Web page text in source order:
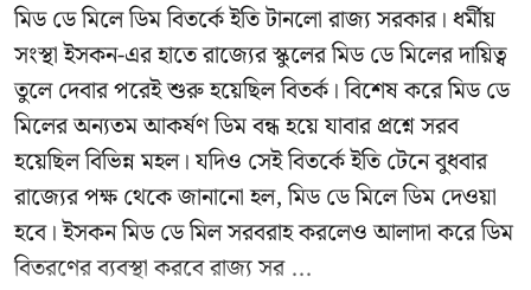
মিড ডে মিলে ডিম বিতর্কে ইতি টানলো রাজ্য সরকার। ধর্মীয়
সংস্থা ইসকন-এর হাতে রাজ্যের স্কুলের মিড ডে মিলের দায়িত্ব
তুলে দেবার পরেই শুরু হয়েছিল বিতর্ক। বিশেষ করে মিড ডে
মিলের অন্যতম আকর্ষণ ডিম বন্ধ হয়ে যাবার প্রশ্নে সরব
হয়েছিল বিভিন্ন মহল। যদিও সেই বিতর্কে ইতি টেনে বুধবার
রাজ্যের পক্ষ থেকে জানানো হল, মিড ডে মিলে ডিম দেওয়া
হবে। ইসকন মিড ডে মিল সরবরাহ করলেও আলাদা করে ডিম
বিতরণের ব্যবস্থা করবে রাজ্য সর ...